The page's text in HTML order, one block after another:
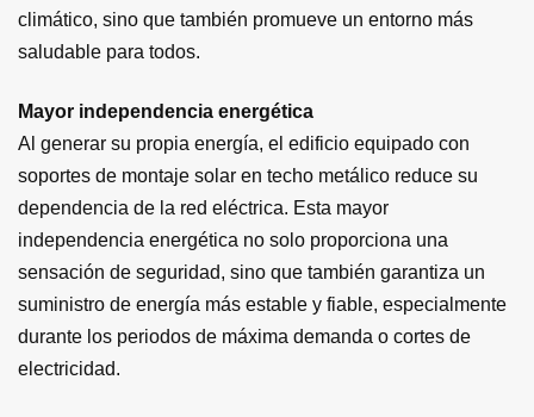
climático, sino que también promueve un entorno más
saludable para todos.
Mayor independencia energética
Al generar su propia energía, el edificio equipado con
soportes de montaje solar en techo metálico reduce su
dependencia de la red eléctrica. Esta mayor
independencia energética no solo proporciona una
sensación de seguridad, sino que también garantiza un
suministro de energía más estable y fiable, especialmente
durante los periodos de máxima demanda o cortes de
electricidad.